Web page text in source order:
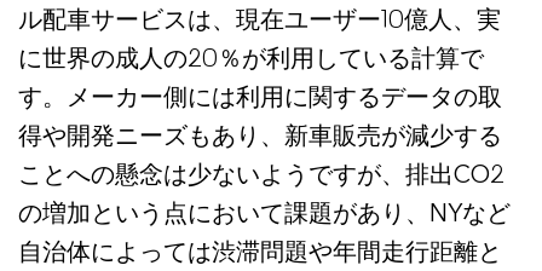
ル配車サービスは、現在ユーザー10億人、実
に世界の成人の20％が利用している計算で
す。メーカー側には利用に関するデータの取
得や開発ニーズもあり、新車販売が減少する
ことへの懸念は少ないようですが、排出CO2
の増加という点において課題があり、NYなど
自治体によっては渋滞問題や年間走行距離と